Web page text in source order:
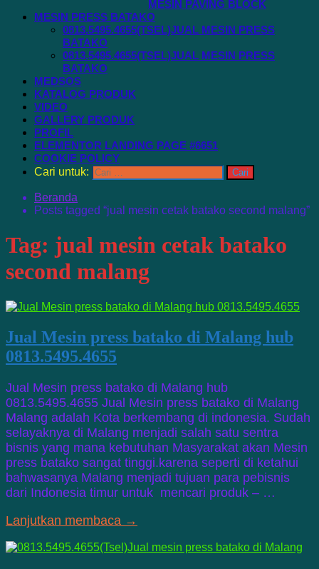
MESIN PAVING BLOCK
MESIN PRESS BATAKO
0813.5495.4655(TSEL)JUAL MESIN PRESS
BATAKO
0813.5495.4655(TSEL)JUAL MESIN PRESS
BATAKO
MEDSOS
KATALOG PRODUK
VIDEO
GALLERY PRODUK
PROFIL
ELEMENTOR LANDING PAGE #6651
COOKIE POLICY
Cari untuk:
Beranda
Posts tagged “jual mesin cetak batako second malang”
Tag: jual mesin cetak batako
second malang
Jual Mesin press batako di Malang hub
0813.5495.4655
Jual Mesin press batako di Malang hub
0813.5495.4655 Jual Mesin press batako di Malang
Malang adalah Kota berkembang di indonesia. Sudah
selayaknya di Malang menjadi salah satu sentra
bisnis yang mana kebutuhan Masyarakat akan Mesin
press batako sangat tinggi.karena seperti di ketahui
bahwasanya Malang menjadi tujuan para pebisnis
dari Indonesia timur untuk mencari produk – …
Lanjutkan membaca →